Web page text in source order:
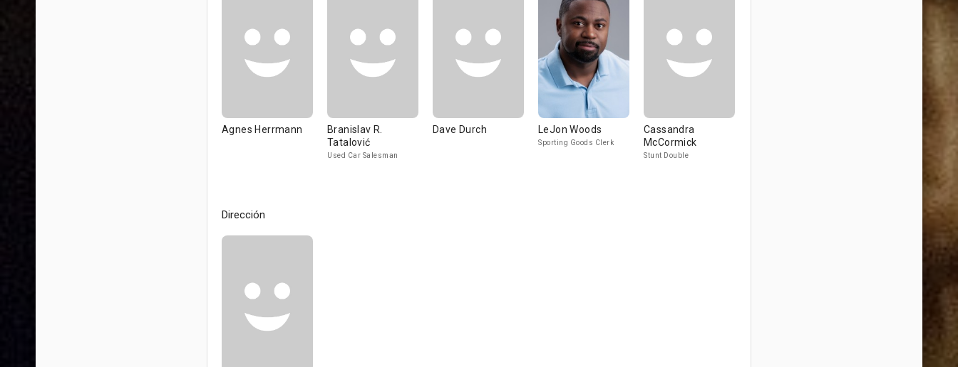
Agnes Herrmann
Branislav R.
Tatalović
Used Car Salesman
Dave Durch LeJon Woods
Sporting Goods Clerk
Cassandra
McCormick
Stunt Double
Dirección